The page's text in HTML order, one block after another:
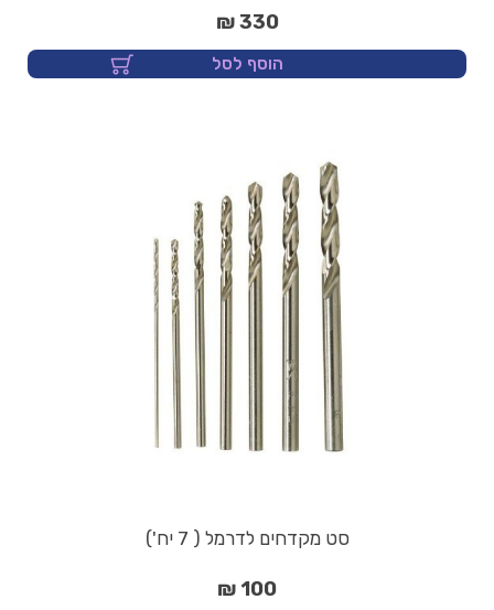
330 ₪
הוסף לסל
סט מקדחים לדרמל ( 7 יח')
100 ₪